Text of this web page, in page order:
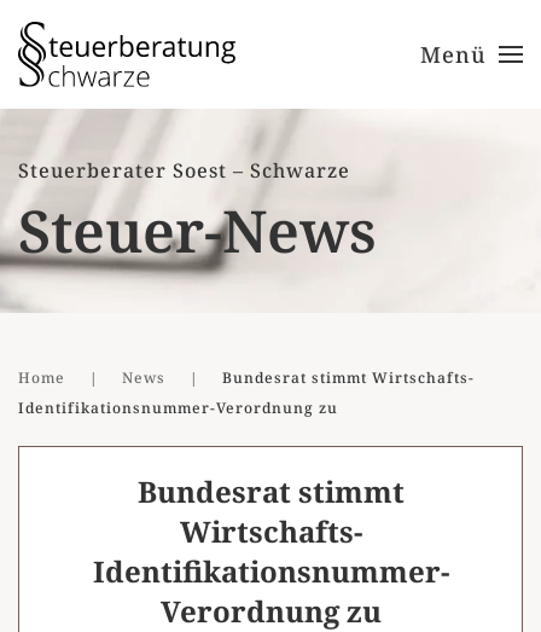
Zum Hauptinhalt springen Menü
Steuerberater Soest – Schwarze
Steuer-News
Home News
Bundesrat stimmt Wirtschafts-
Identifikationsnummer-Verordnung zu
Bundesrat stimmt
Wirtschafts-
Identifikationsnummer-
Verordnung zu